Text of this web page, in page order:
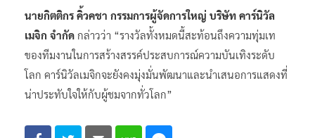
(World’s Greatest Places 2023)
นายกิตติกร คิ้วคชา กรรมการผู้จัดการใหญ่ บริษัท คาร์นิวัล
กล่าวว่า “รางวัลทั้งหมดนี้สะท้อนถึงความทุ่มเท
ของทีมงานในการสร้างสรรค์ประสบการณ์ความบันเทิงระดับ
โลก คาร์นิวัลเมจิกจะยังคงมุ่งมั่นพัฒนาและนำเสนอการแสดงที่
น่าประทับใจให้กับผู้ชมจากทั่วโลก”